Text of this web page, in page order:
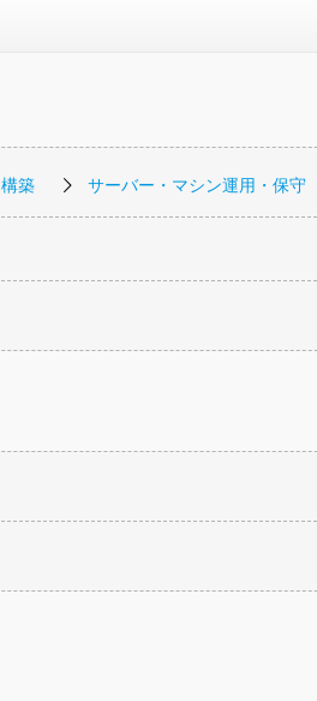
築 サーバー・マシン運用・保守